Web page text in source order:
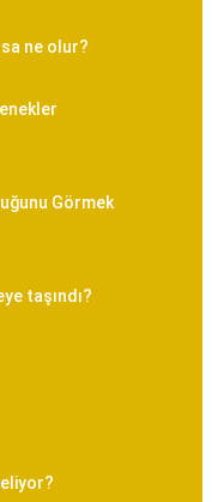
ne olur?
Görmek
taşındı?